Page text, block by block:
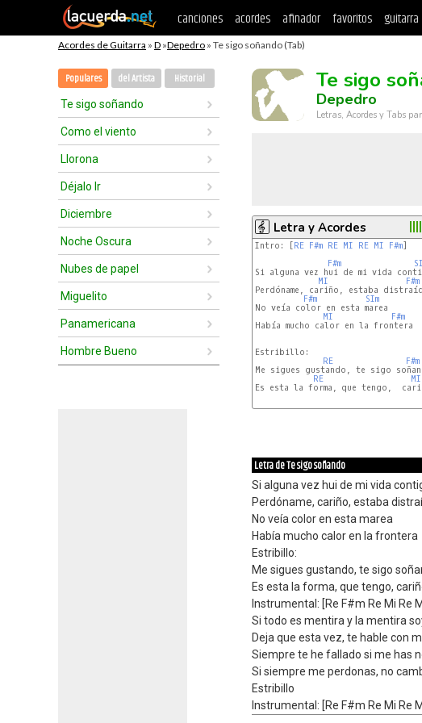
canciones acordes afinador favoritos guitarra
Acordes de Guitarra » D »Depedro » Te sigo soñando (Tab)
Populares del Artista Historial
Te sigo soñando
Como el viento
Llorona
Déjalo Ir
Diciembre
Noche Oscura
Nubes de papel
Miguelito
Panamericana
Hombre Bueno
Te sigo
Depedro
Letras, Acordes y Tabs
Letra y Acordes
Intro: [RE F#m RE MI RE MI F#m]
F#m
Si alguna vez hui de mi vida
MI
F#m
Perdóname, cariño, estaba
F#m
SIm
No veía color en esta marea
MI
F#m
Había mucho calor en la frontera
Estribillo:
RE
F#m
Me sigues gustando, te sigo
RE
MI
Es esta la forma, que tengo,
Letra de Te sigo soñando
Si alguna vez hui de mi vida
Perdóname, cariño, estaba
No veía color en esta marea
Había mucho calor en la frontera
Estribillo:
Me sigues gustando, te sigo
Es esta la forma, que tengo,
Instrumental: [Re F#m Re Mi Re
Si todo es mentira y la mentira
Deja que esta vez, te hable con
Siempre te he fallado si me has
Si siempre me perdonas, no
Estribillo
Instrumental: [Re F#m Re Mi Re